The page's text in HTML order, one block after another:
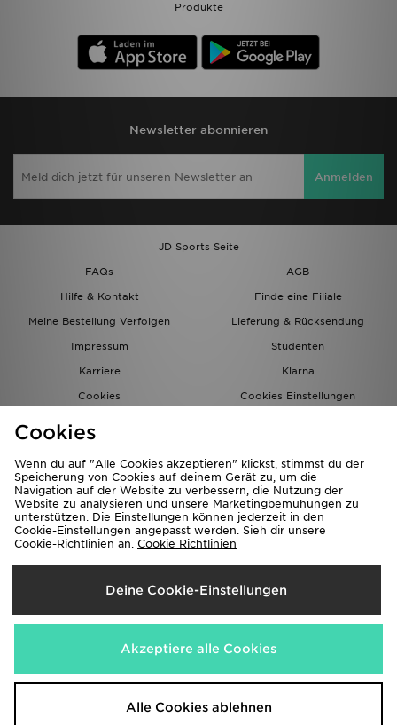
Produkte
Newsletter abonnieren
Anmelden
JD Sports Seite
FAQs
AGB
Hilfe & Kontakt
Finde eine Filiale
Meine Bestellung Verfolgen
Lieferung & Rücksendung
Impressum
Studenten
Karriere
Klarna
Cookies
Cookies Einstellungen
Lieferung Nach
Deutschland
Wir akzeptieren folgende Zahlungsmethoden
Corporate Website www.jdplc.com
Cookies
Wenn du auf "Alle Cookies akzeptieren" klickst, stimmst du der
Speicherung von Cookies auf deinem Gerät zu, um die
Navigation auf der Website zu verbessern, die Nutzung der
Website zu analysieren und unsere Marketingbemühungen zu
unterstützen. Die Einstellungen können jederzeit in den
Cookie-Einstellungen angepasst werden. Sieh dir unsere
Cookie-Richtlinien an. Cookie Richtlinien
Deine Cookie-Einstellungen
Akzeptiere alle Cookies
Alle Cookies ablehnen